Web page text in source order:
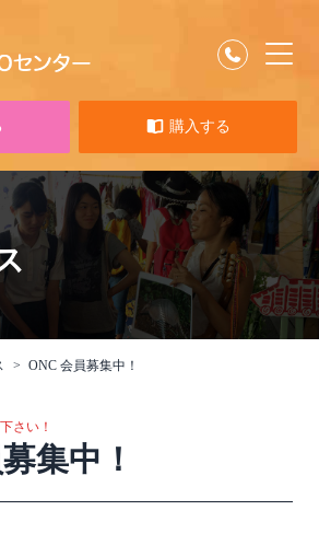
購入する
ONC 会員募集中！
さい！
集中！